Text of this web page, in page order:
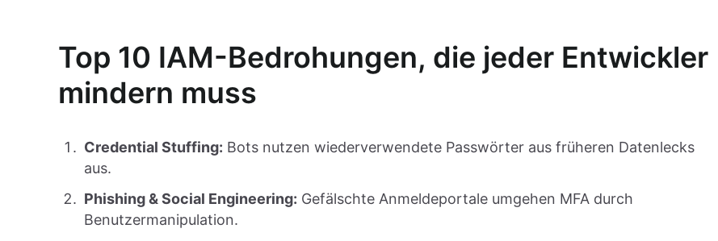
Top 10 IAM-Bedrohungen, die jeder Entwickler
mindern muss
Credential Stuffing: Bots nutzen wiederverwendete Passwörter aus früheren Datenlecks
aus.
Phishing & Social Engineering: Gefälschte Anmeldeportale umgehen MFA durch
Benutzermanipulation.